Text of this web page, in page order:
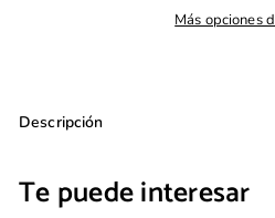
Más opciones
Descripción
Te puede interesar